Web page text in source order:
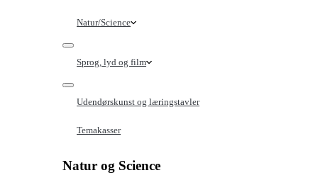
Natur/Science
Sprog, lyd og film
Udendørskunst og læringstavler
Temakasser
Natur og Science